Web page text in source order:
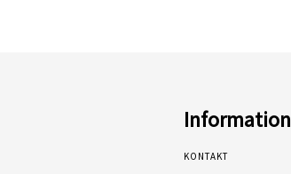
Information
KONTAKT